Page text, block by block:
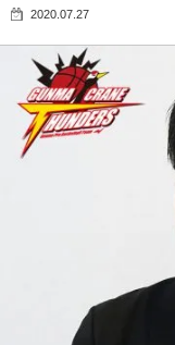
2020.07.27